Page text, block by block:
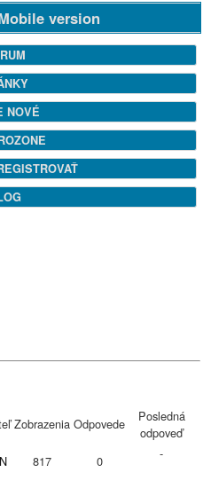
version
NOVÉ
Zobrazenia Odpovede
Posledná
odpoveď
817 0 -